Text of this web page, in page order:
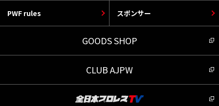
PWF rules スポンサー
GOODS SHOP
CLUB AJPW